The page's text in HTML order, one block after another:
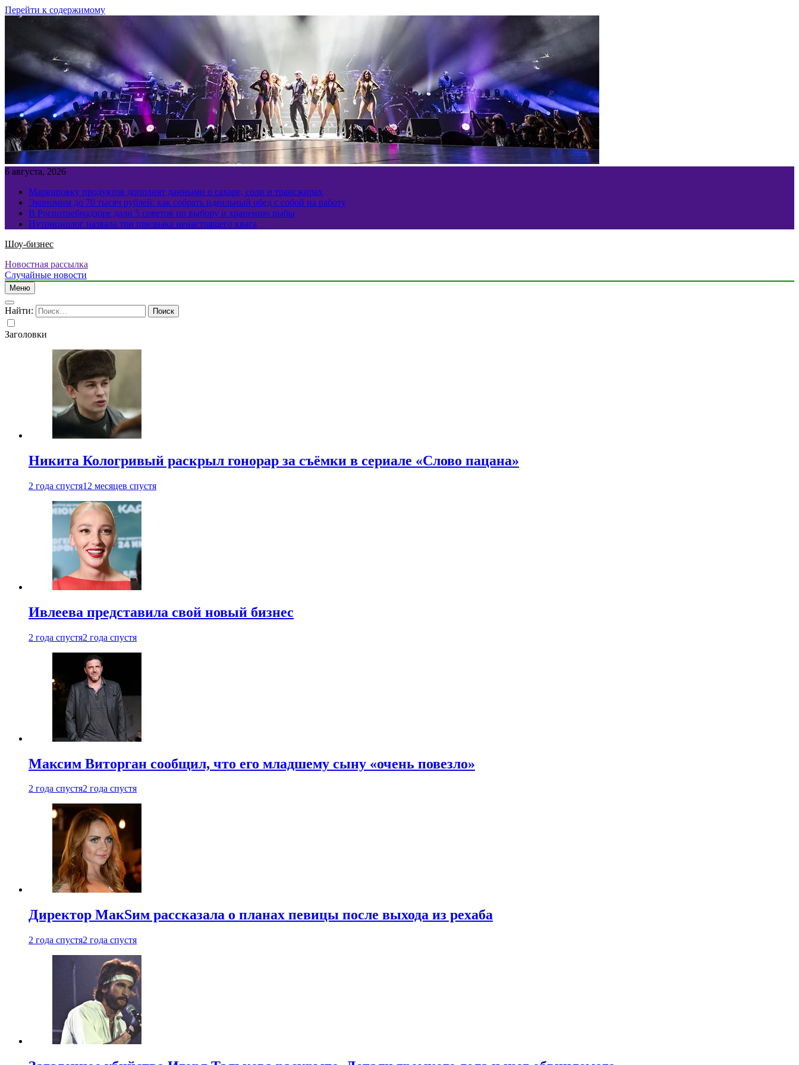
Перейти к содержимому
6 августа, 2026
Маркировку продуктов дополнят данными о сахаре, соли и трансжирах
Экономим до 70 тысяч рублей: как собрать идеальный обед с собой на работу
В Роспотребнадзоре дали 5 советов по выбору и хранению рыбы
Нутрициолог назвала три признака ненастоящего кваса
Шоу-бизнес
Новостная рассылка
Случайные новости
Меню
Найти:
Заголовки
Никита Кологривый раскрыл гонорар за съёмки в сериале «Слово пацана»
2 года спустя12 месяцев спустя
Ивлеева представила свой новый бизнес
2 года спустя2 года спустя
Максим Виторган сообщил, что его младшему сыну «очень повезло»
2 года спустя2 года спустя
Директор МакSим рассказала о планах певицы после выхода из рехаба
2 года спустя2 года спустя